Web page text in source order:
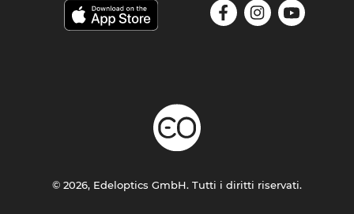
© 2026, Edeloptics GmbH. Tutti i diritti riservati.